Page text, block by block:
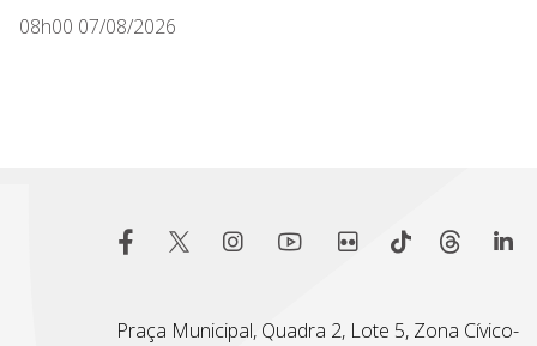
08h00 07/08/2026
Praça Municipal, Quadra 2, Lote 5, Zona Cívico-